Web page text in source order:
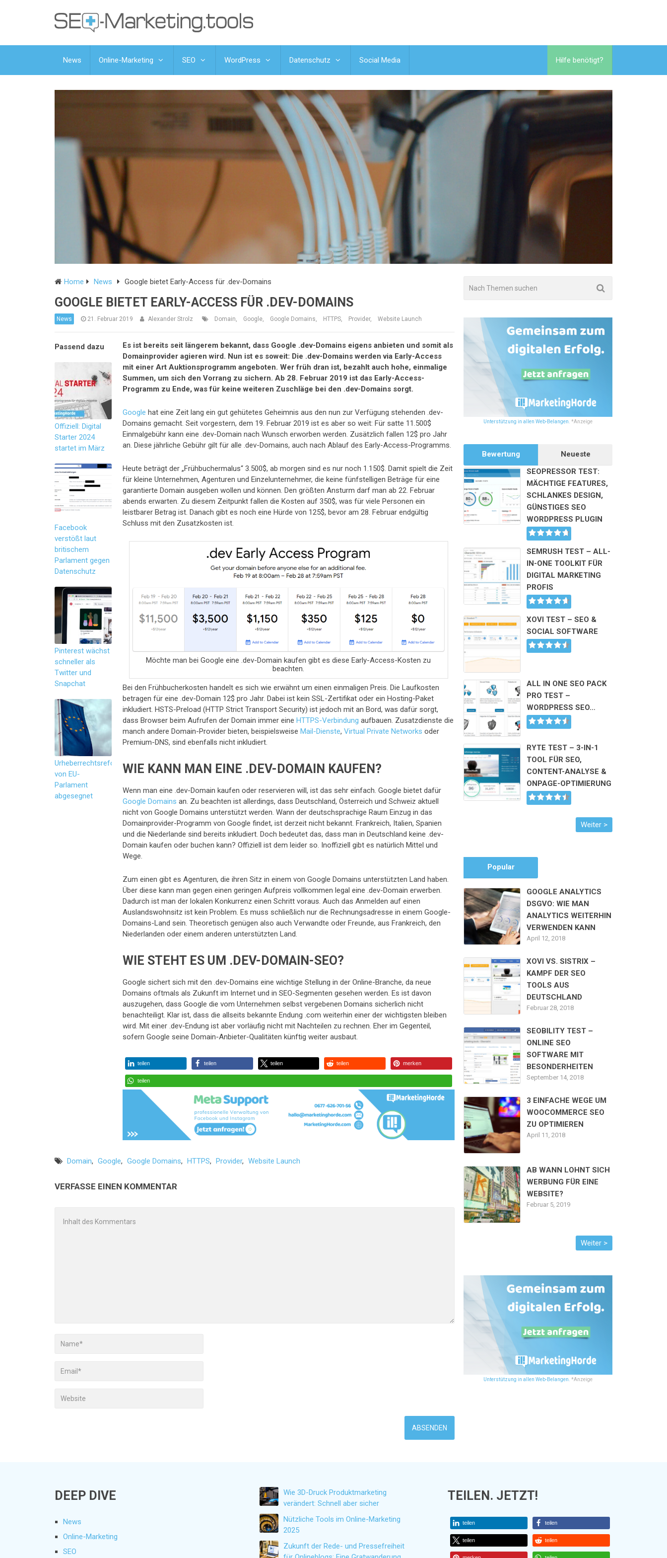
News Online-Marketing SEO WordPress Datenschutz Social Media Hilfe benötigt?
Home News Google bietet Early-Access für .dev-Domains
GOOGLE BIETET EARLY-ACCESS FÜR .DEV-DOMAINS
News 21. Februar 2019 Alexander Strolz Domain, Google, Google Domains, HTTPS, Provider, Website Launch
Es ist bereits seit längerem bekannt, dass Google .dev-Domains eigens anbieten und somit als
Domainprovider agieren wird. Nun ist es soweit: Die .dev-Domains werden via Early-Access
mit einer Art Auktionsprogramm angeboten. Wer früh dran ist, bezahlt auch hohe, einmalige
Summen, um sich den Vorrang zu sichern. Ab 28. Februar 2019 ist das Early-Access-
Programm zu Ende, was für keine weiteren Zuschläge bei den .dev-Domains sorgt.
Google hat eine Zeit lang ein gut gehütetes Geheimnis aus den nun zur Verfügung stehenden .dev-
Domains gemacht. Seit vorgestern, dem 19. Februar 2019 ist es aber so weit: Für satte 11.500$
Einmalgebühr kann eine .dev-Domain nach Wunsch erworben werden. Zusätzlich fallen 12$ pro Jahr
an. Diese jährliche Gebühr gilt für alle .dev-Domains, auch nach Ablauf des Early-Access-Programms.
Heute beträgt der „Frühbuchermalus“ 3.500$, ab morgen sind es nur noch 1.150$. Damit spielt die Zeit
für kleine Unternehmen, Agenturen und Einzelunternehmer, die keine fünfstelligen Beträge für eine
garantierte Domain ausgeben wollen und können. Den größten Ansturm darf man ab 22. Februar
abends erwarten. Zu diesem Zeitpunkt fallen die Kosten auf 350$, was für viele Personen ein
leistbarer Betrag ist. Danach gibt es noch eine Hürde von 125$, bevor am 28. Februar endgültig
Schluss mit den Zusatzkosten ist.
Möchte man bei Google eine .dev-Domain kaufen gibt es diese Early-Access-Kosten zu
beachten.
Bei den Frühbucherkosten handelt es sich wie erwähnt um einen einmaligen Preis. Die Laufkosten
betragen für eine .dev-Domain 12$ pro Jahr. Dabei ist kein SSL-Zertifikat oder ein Hosting-Paket
inkludiert. HSTS-Preload (HTTP Strict Transport Security) ist jedoch mit an Bord, was dafür sorgt,
dass Browser beim Aufrufen der Domain immer eineHTTPS-Verbindung aufbauen. Zusatzdienste die
manch andere Domain-Provider bieten, beispielsweiseMail-Dienste,Virtual Private Networks oder
Premium-DNS, sind ebenfalls nicht inkludiert.
WIE KANN MAN EINE .DEV-DOMAIN KAUFEN?
Wenn man eine .dev-Domain kaufen oder reservieren will, ist das sehr einfach. Google bietet dafür
Google Domains an. Zu beachten ist allerdings, dass Deutschland, Österreich und Schweiz aktuell
nicht von Google Domains unterstützt werden. Wann der deutschsprachige Raum Einzug in das
Domainprovider-Programm von Google findet, ist derzeit nicht bekannt. Frankreich, Italien, Spanien
und die Niederlande sind bereits inkludiert. Doch bedeutet das, dass man in Deutschland keine .dev-
Domain kaufen oder buchen kann? Offiziell ist dem leider so. Inoffiziell gibt es natürlich Mittel und
Wege.
Zum einen gibt es Agenturen, die ihren Sitz in einem von Google Domains unterstützten Land haben.
Über diese kann man gegen einen geringen Aufpreis vollkommen legal eine .dev-Domain erwerben.
Dadurch ist man der lokalen Konkurrenz einen Schritt voraus. Auch das Anmelden auf einen
Auslandswohnsitz ist kein Problem. Es muss schließlich nur die Rechnungsadresse in einem Google-
Domains-Land sein. Theoretisch genügen also auch Verwandte oder Freunde, aus Frankreich, den
Niederlanden oder einem anderen unterstützten Land.
WIE STEHT ES UM .DEV-DOMAIN-SEO?
Google sichert sich mit den .dev-Domains eine wichtige Stellung in der Online-Branche, da neue
Domains oftmals als Zukunft im Internet und in SEO-Segmenten gesehen werden. Es ist davon
auszugehen, dass Google die vom Unternehmen selbst vergebenen Domains sicherlich nicht
benachteiligt. Klar ist, dass die allseits bekannte Endung .com weiterhin einer der wichtigsten bleiben
wird. Mit einer .dev-Endung ist aber vorläufig nicht mit Nachteilen zu rechnen. Eher im Gegenteil,
sofern Google seine Domain-Anbieter-Qualitäten künftig weiter ausbaut.
teilen teilen teilen teilen merken
teilen
Offiziell: Digital
Starter 2024
startet im März
Facebook
verstößt laut
britischem
Parlament gegen
Datenschutz
Pinterest wächst
schneller als
Twitter und
Snapchat
Urheberrechtsreform
von EU-
Parlament
abgesegnet
Domain, Google, Google Domains, HTTPS, Provider, Website Launch
VERFASSE EINEN KOMMENTAR
Alternative:
Unterstützung in allen Web-Belangen. *Anzeige
Bewertung
Neueste
SEOPRESSOR TEST:
MÄCHTIGE FEATURES,
SCHLANKES DESIGN,
GÜNSTIGES SEO
WORDPRESS PLUGIN
SEMRUSH TEST – ALL-
IN-ONE TOOLKIT FÜR
DIGITAL MARKETING
PROFIS
XOVI TEST – SEO &
SOCIAL SOFTWARE
ALL IN ONE SEO PACK
PRO TEST –
WORDPRESS SEO…
RYTE TEST – 3-IN-1
TOOL FÜR SEO,
CONTENT-ANALYSE &
ONPAGE-OPTIMIERUNG
Popular
GOOGLE ANALYTICS
DSGVO: WIE MAN
ANALYTICS WEITERHIN
VERWENDEN KANN
April 12, 2018
XOVI VS. SISTRIX –
KAMPF DER SEO
TOOLS AUS
DEUTSCHLAND
Februar 28, 2018
SEOBILITY TEST –
ONLINE SEO
SOFTWARE MIT
BESONDERHEITEN
September 14, 2018
3 EINFACHE WEGE UM
WOOCOMMERCE SEO
ZU OPTIMIEREN
April 11, 2018
AB WANN LOHNT SICH
WERBUNG FÜR EINE
WEBSITE?
Februar 5, 2019
Unterstützung in allen Web-Belangen. *Anzeige
DEEP DIVE
News
Online-Marketing
SEO
Wie 3D-Druck Produktmarketing
verändert: Schnell aber sicher
Nützliche Tools im Online-Marketing
2025
Zukunft der Rede- und Pressefreiheit
TEILEN. JETZT!
teilen teilen
teilen teilen